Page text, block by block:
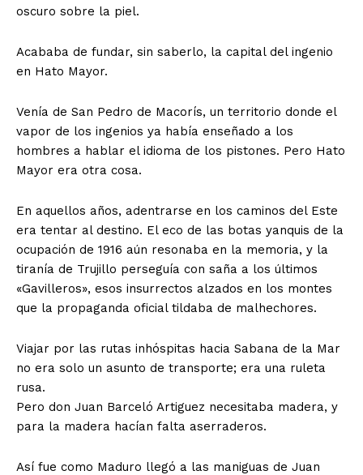
oscuro sobre la piel.
Acababa de fundar, sin saberlo, la capital del ingenio
en Hato Mayor.
Venía de San Pedro de Macorís, un territorio donde el
vapor de los ingenios ya había enseñado a los
hombres a hablar el idioma de los pistones. Pero Hato
Mayor era otra cosa.
En aquellos años, adentrarse en los caminos del Este
era tentar al destino. El eco de las botas yanquis de la
ocupación de 1916 aún resonaba en la memoria, y la
tiranía de Trujillo perseguía con saña a los últimos
«Gavilleros», esos insurrectos alzados en los montes
que la propaganda oficial tildaba de malhechores.
Viajar por las rutas inhóspitas hacia Sabana de la Mar
no era solo un asunto de transporte; era una ruleta
rusa.
Pero don Juan Barceló Artiguez necesitaba madera, y
para la madera hacían falta aserraderos.
Así fue como Maduro llegó a las maniguas de Juan